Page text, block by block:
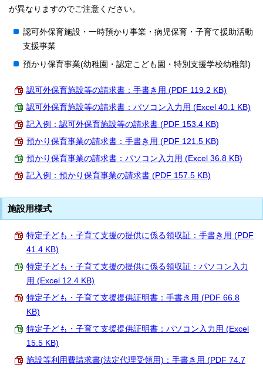
が異なりますのでご注意ください。
認可外保育施設・一時預かり事業・病児保育・子育て援助活動
支援事業
預かり保育事業(幼稚園・認定こども園・特別支援学校幼稚部)
認可外保育施設等の請求書：手書き用 (PDF 119.2 KB)
認可外保育施設等の請求書：パソコン入力用 (Excel 40.1 KB)
記入例：認可外保育施設等の請求書 (PDF 153.4 KB)
預かり保育事業の請求書：手書き用 (PDF 121.5 KB)
預かり保育事業の請求書：パソコン入力用 (Excel 36.8 KB)
記入例：預かり保育事業の請求書 (PDF 157.5 KB)
施設用様式
特定子ども・子育て支援の提供に係る領収証：手書き用 (PDF
41.4 KB)
特定子ども・子育て支援の提供に係る領収証：パソコン入力
用 (Excel 12.4 KB)
特定子ども・子育て支援提供証明書：手書き用 (PDF 66.8
KB)
特定子ども・子育て支援提供証明書：パソコン入力用 (Excel
15.5 KB)
施設等利用費請求書(法定代理受領用)：手書き用 (PDF 74.7